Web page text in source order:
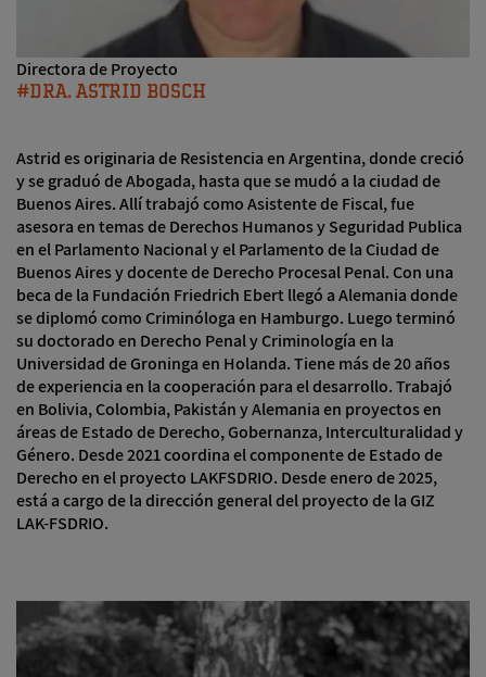
Directora de Proyecto
DRA. ASTRID BOSCH
Astrid es originaria de Resistencia en Argentina, donde creció
y se graduó de Abogada, hasta que se mudó a la ciudad de
Buenos Aires. Allí trabajó como Asistente de Fiscal, fue
asesora en temas de Derechos Humanos y Seguridad Publica
en el Parlamento Nacional y el Parlamento de la Ciudad de
Buenos Aires y docente de Derecho Procesal Penal. Con una
beca de la Fundación Friedrich Ebert llegó a Alemania donde
se diplomó como Criminóloga en Hamburgo. Luego terminó
su doctorado en Derecho Penal y Criminología en la
Universidad de Groninga en Holanda. Tiene más de 20 años
de experiencia en la cooperación para el desarrollo. Trabajó
en Bolivia, Colombia, Pakistán y Alemania en proyectos en
áreas de Estado de Derecho, Gobernanza, Interculturalidad y
Género. Desde 2021 coordina el componente de Estado de
Derecho en el proyecto LAKFSDRIO. Desde enero de 2025,
está a cargo de la dirección general del proyecto de la GIZ
LAK-FSDRIO.